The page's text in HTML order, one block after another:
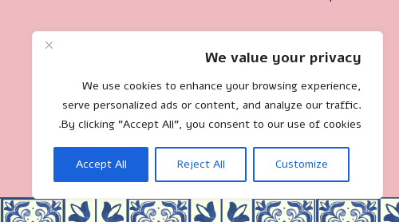
We value your privacy
We use cookies to enhance your browsing experience,
serve personalized ads or content, and analyze our traffic.
By clicking "Accept All", you consent to our use of cookies.
Customize
Reject All
Accept All